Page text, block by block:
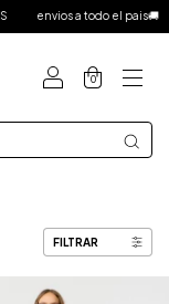
envios a todo el pais🚚
0
FILTRAR